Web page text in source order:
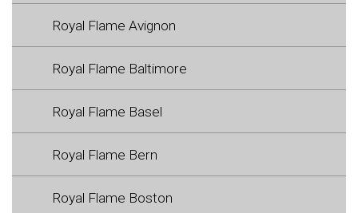
Royal Flame Avignon
Royal Flame Baltimore
Royal Flame Basel
Royal Flame Bern
Royal Flame Boston